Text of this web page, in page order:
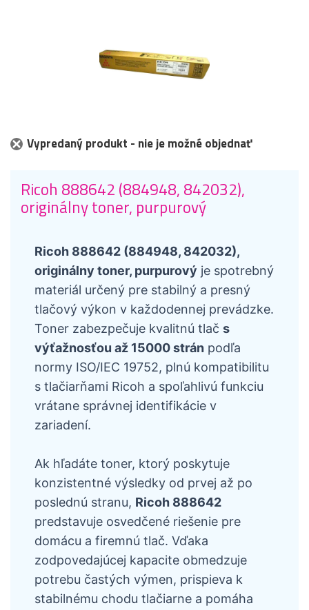
Vypredaný produkt - nie je možné objednať
Ricoh 888642 (884948, 842032),
originálny toner, purpurový
Ricoh 888642 (884948, 842032),
originálny toner, purpurový je spotrebný
materiál určený pre stabilný a presný
tlačový výkon v každodennej prevádzke.
Toner zabezpečuje kvalitnú tlač s
výťažnosťou až 15000 strán podľa
normy ISO/IEC 19752, plnú kompatibilitu
s tlačiarňami Ricoh a spoľahlivú funkciu
vrátane správnej identifikácie v
zariadení.
Ak hľadáte toner, ktorý poskytuje
konzistentné výsledky od prvej až po
poslednú stranu, Ricoh 888642
predstavuje osvedčené riešenie pre
domácu a firemnú tlač. Vďaka
zodpovedajúcej kapacite obmedzuje
potrebu častých výmen, prispieva k
stabilnému chodu tlačiarne a pomáha